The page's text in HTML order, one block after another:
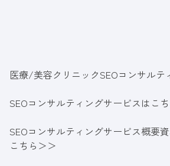
医療/美容クリニックSEOコンサルテ
SEOコンサルティングサービスはこ
SEOコンサルティングサービス概要
こちら＞＞